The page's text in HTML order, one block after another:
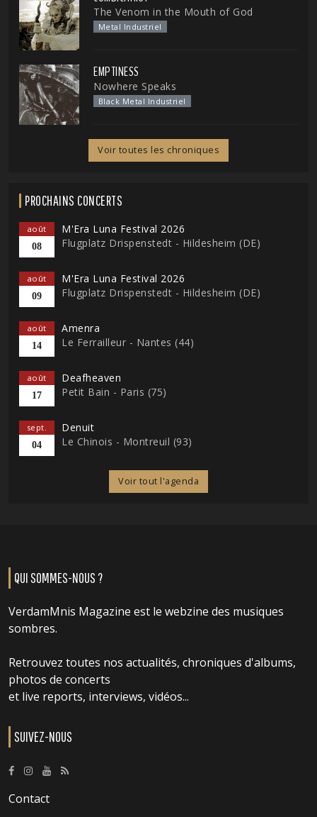
The Venom in the Mouth of God
Metal Industriel
EMPTINESS
Nowhere Speaks
Black Metal Industriel
Voir toutes les chroniques
PROCHAINS CONCERTS
août
08
M'Era Luna Festival 2026
Flugplatz Drispenstedt - Hildesheim (DE)
août
09
M'Era Luna Festival 2026
Flugplatz Drispenstedt - Hildesheim (DE)
août
14
Amenra
Le Ferrailleur - Nantes (44)
août
17
Deafheaven
Petit Bain - Paris (75)
sept.
04
Denuit
Le Chinois - Montreuil (93)
Voir tout l'agenda
QUI SOMMES-NOUS ?
VerdamMnis Magazine est le webzine des musiques
sombres.
Retrouvez toutes nos actualités, chroniques d'albums,
photos de concerts
et live reports, interviews, vidéos...
SUIVEZ-NOUS
Contact